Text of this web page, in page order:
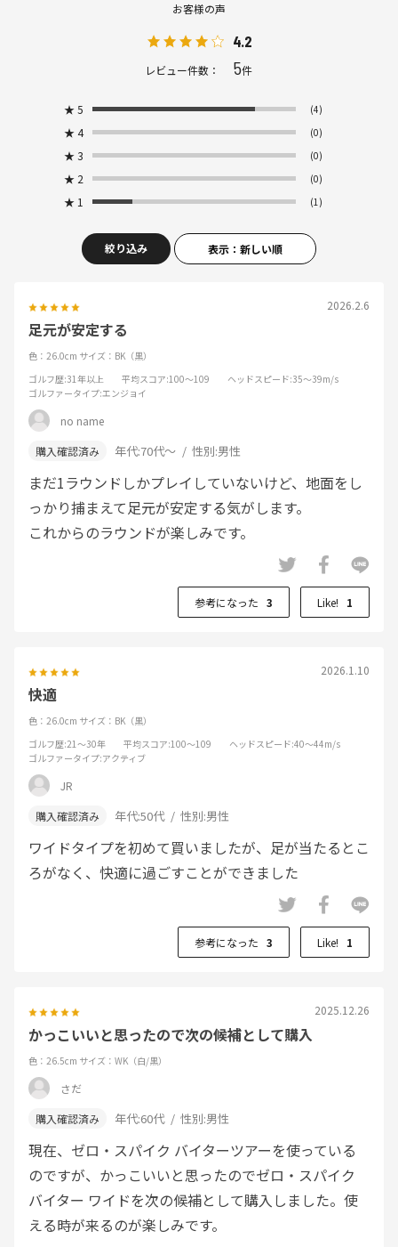
お客様の声
4.2
レビュー件数： 5件
★ 5 (4)
★ 4 (0)
★ 3 (0)
★ 2 (0)
★ 1 (1)
絞り込み 表示：新しい順
2026.2.6
足元が安定する
色：26.0cm サイズ：BK（黒）
ゴルフ歴:31年以上 平均スコア:100～109 ヘッドスピード:35～39m/s
ゴルファータイプ:エンジョイ
no name
年代:70代～ 性別:男性
まだ1ラウンドしかプレイしていないけど、地面をし
っかり捕まえて足元が安定する気がします。
これからのラウンドが楽しみです。
参考になった 3 Like! 1
2026.1.10
快適
色：26.0cm サイズ：BK（黒）
ゴルフ歴:21～30年 平均スコア:100～109 ヘッドスピード:40～44m/s
ゴルファータイプ:アクティブ
JR
年代:50代 性別:男性
ワイドタイプを初めて買いましたが、足が当たるとこ
ろがなく、快適に過ごすことができました
参考になった 3 Like! 1
2025.12.26
かっこいいと思ったので次の候補として購入
色：26.5cm サイズ：WK（白/黒）
さだ
年代:60代 性別:男性
現在、ゼロ・スパイク バイターツアーを使っている
のですが、かっこいいと思ったのでゼロ・スパイク
バイター ワイドを次の候補として購入しました。使
える時が来るのが楽しみです。